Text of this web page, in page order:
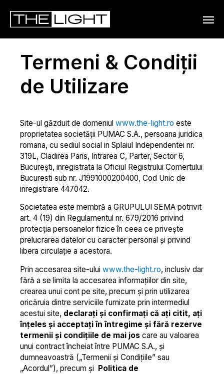
MENU
Termeni & Condiții
de Utilizare
Site-ul găzduit de domeniul www.the-light.ro este
proprietatea societății PUMAC S.A., persoana juridica
romana, cu sediul social in Splaiul Independentei nr.
319L, Cladirea Paris, Intrarea C, Parter, Sector 6,
București, inregistrata la Oficiul Registrului Comertului
Bucuresti sub nr. J1991000200400, Cod Unic de
inregistrare 447042.
Societatea este membră a GRUPULUI SEMA potrivit
art. 4 (19) din Regulamentul nr. 679/2016 privind
protecția persoanelor fizice în ceea ce privește
prelucrarea datelor cu caracter personal și privind
libera circulație a acestora.
Prin accesarea site-ului www.the-light.ro, inclusiv dar
fără a se limita la accesarea informațiilor din site,
crearea unui cont pe site, precum și prin utilizarea
oricăruia dintre serviciile furnizate prin intermediul
acestui site, declarați și confirmați că ați citit, ați
înțeles și acceptați în întregime și fără rezerve
termenii și condițiile de mai jos care au valoarea
unui contract încheiat între PUMAC S.A., și
dumneavoastră („Termenii și Condițiile” sau
„Acordul”), precum și Politica de